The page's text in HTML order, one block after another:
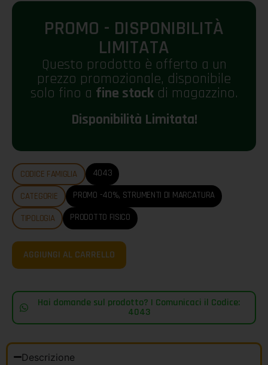
PROMO - DISPONIBILITÀ
LIMITATA
Questo prodotto è offerto a un
prezzo promozionale, disponibile
solo fino a fine stockdi magazzino.
Disponibilità Limitata!
CODICE FAMIGLIA 4043
CATEGORIE PROMO -40%, STRUMENTI DI MARCATURA
TIPOLOGIA PRODOTTO FISICO
AGGIUNGI AL CARRELLO
Hai domande sul prodotto? | Comunicaci il Codice:
4043
Descrizione